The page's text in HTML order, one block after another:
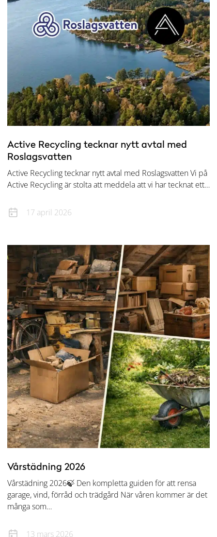
Active Recycling tecknar nytt avtal med
Roslagsvatten
Active Recycling tecknar nytt avtal med Roslagsvatten Vi på
Active Recycling är stolta att meddela att vi har tecknat ett…
17 april 2026
Vårstädning 2026
Vårstädning 2026🍃 Den kompletta guiden för att rensa
garage, vind, förråd och trädgård När våren kommer är det
många som…
13 mars 2026